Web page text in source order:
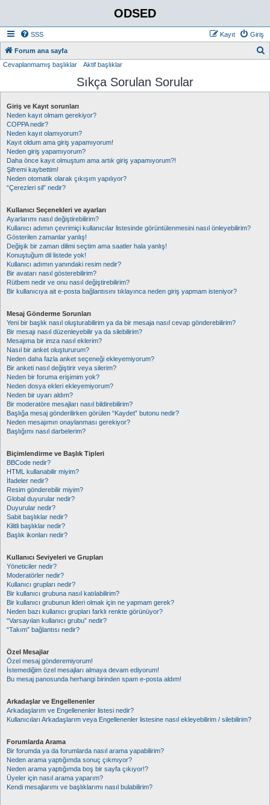
ODSED
SSS Giriş
Kayıt
Forum ana sayfa
Cevaplanmamış başlıklar Aktif başlıklar
Sıkça Sorulan Sorular
Giriş ve Kayıt sorunları
Neden kayıt olmam gerekiyor?
COPPA nedir?
Neden kayıt olamıyorum?
Kayıt oldum ama giriş yapamıyorum!
Neden giriş yapamıyorum?
Daha önce kayıt olmuştum ama artık giriş yapamıyorum?!
Şifremi kaybettim!
Neden otomatik olarak çıkışım yapılıyor?
“Çerezleri sil” nedir?
Kullanıcı Seçenekleri ve ayarları
Ayarlarımı nasıl değiştirebilirim?
Kullanıcı adımın çevrimiçi kullanıcılar listesinde görüntülenmesini nasıl önleyebilirim?
Gösterilen zamanlar yanlış!
Değişik bir zaman dilimi seçtim ama saatler hala yanlış!
Konuştuğum dil listede yok!
Kullanıcı adımın yanındaki resim nedir?
Bir avatarı nasıl gösterebilirim?
Rütbem nedir ve onu nasıl değiştirebilirim?
Bir kullanıcıya ait e-posta bağlantısını tıklayınca neden giriş yapmam isteniyor?
Mesaj Gönderme Sorunları
Yeni bir başlık nasıl oluşturabilirim ya da bir mesaja nasıl cevap gönderebilirim?
Bir mesajı nasıl düzenleyebilir ya da silebilirim?
Mesajıma bir imza nasıl eklerim?
Nasıl bir anket oluştururum?
Neden daha fazla anket seçeneği ekleyemiyorum?
Bir anketi nasıl değiştirir veya silerim?
Neden bir foruma erişimim yok?
Neden dosya ekleri ekleyemiyorum?
Neden bir uyarı aldım?
Bir moderatöre mesajları nasıl bildirebilirim?
Başlığa mesaj gönderilirken görülen “Kaydet” butonu nedir?
Neden mesajımın onaylanması gerekiyor?
Başlığımı nasıl darbelerim?
Biçimlendirme ve Başlık Tipleri
BBCode nedir?
HTML kullanabilir miyim?
İfadeler nedir?
Resim gönderebilir miyim?
Global duyurular nedir?
Duyurular nedir?
Sabit başlıklar nedir?
Kilitli başlıklar nedir?
Başlık ikonları nedir?
Kullanıcı Seviyeleri ve Grupları
Yöneticiler nedir?
Moderatörler nedir?
Kullanıcı grupları nedir?
Bir kullanıcı grubuna nasıl katılabilirim?
Bir kullanıcı grubunun lideri olmak için ne yapmam gerek?
Neden bazı kullanıcı grupları farklı renkte görünüyor?
“Varsayılan kullanıcı grubu” nedir?
“Takım” bağlantısı nedir?
Özel Mesajlar
Özel mesaj gönderemiyorum!
İstemediğim özel mesajları almaya devam ediyorum!
Bu mesaj panosunda herhangi birinden spam e-posta aldım!
Arkadaşlar ve Engellenenler
Arkadaşlarım ve Engellenenler listesi nedir?
Kullanıcıları Arkadaşlarım veya Engellenenler listesine nasıl ekleyebilirim / silebilirim?
Forumlarda Arama
Bir forumda ya da forumlarda nasıl arama yapabilirim?
Neden arama yaptığımda sonuç çıkmıyor?
Neden arama yaptığımda boş bir sayfa çıkıyor!?
Üyeler için nasıl arama yaparım?
Kendi mesajlarımı ve başlıklarımı nasıl bulabilirim?